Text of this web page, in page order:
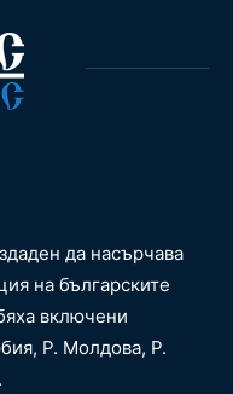
да насърчава
на българските
включени
Р. Молдова, Р.